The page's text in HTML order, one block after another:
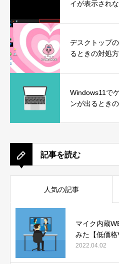
イが表示され
デスクトップ
るときの対処
Windows11で
ンが出るとき
記事を読む
人気の記事
マイク内蔵
みた【低価格
2022.04.02